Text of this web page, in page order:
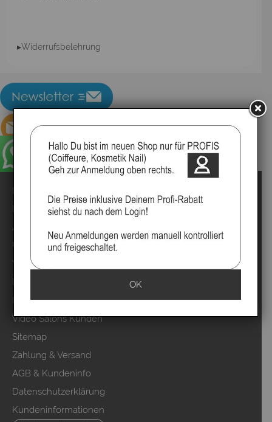
▸Widerrufsbelehrung
Impressum
Kontakt
Anmelden
Über uns
Video`s
Marken
Mood Partner Programm
Video Salons Kunden
Sitemap
Zahlung & Versand
AGB & Kundeninfo
Datenschutzerklärung
Kundeninformationen
OK